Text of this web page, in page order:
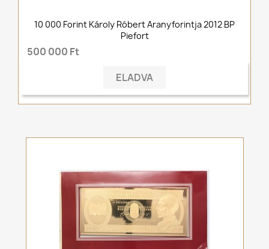
10 000 Forint Károly Róbert Aranyforintja 2012 BP
Piefort
500 000 Ft
ELADVA